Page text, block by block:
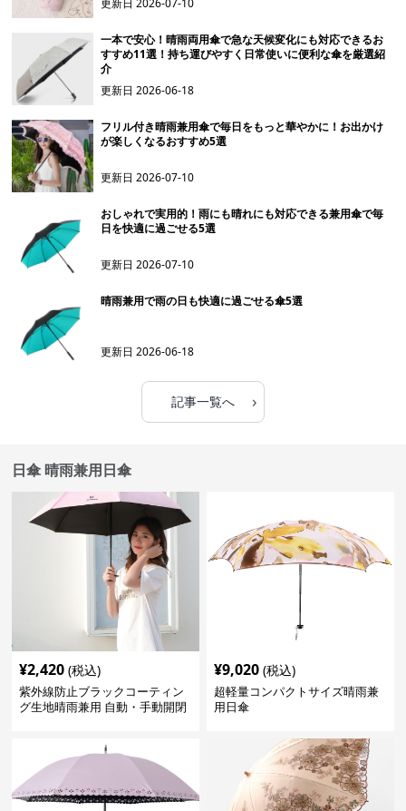
更新日2026-07-10
一本で安心！晴雨両用傘で急な天候変化にも対応できるお
すすめ11選！持ち運びやすく日常使いに便利な傘を厳選紹
介
更新日2026-06-18
フリル付き晴雨兼用傘で毎日をもっと華やかに！お出かけ
が楽しくなるおすすめ5選
更新日2026-07-10
おしゃれで実用的！雨にも晴れにも対応できる兼用傘で毎
日を快適に過ごせる5選
更新日2026-07-10
晴雨兼用で雨の日も快適に過ごせる傘5選
更新日2026-06-18
記事一覧へ ›
日傘 晴雨兼用日傘
¥2,420 (税込)
紫外線防止ブラックコーティン
グ生地晴雨兼用 自動・手動開閉
¥9,020 (税込)
超軽量コンパクトサイズ晴雨兼
用日傘